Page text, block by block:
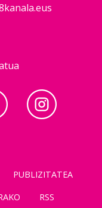
PUBLIZITATEA
RSS